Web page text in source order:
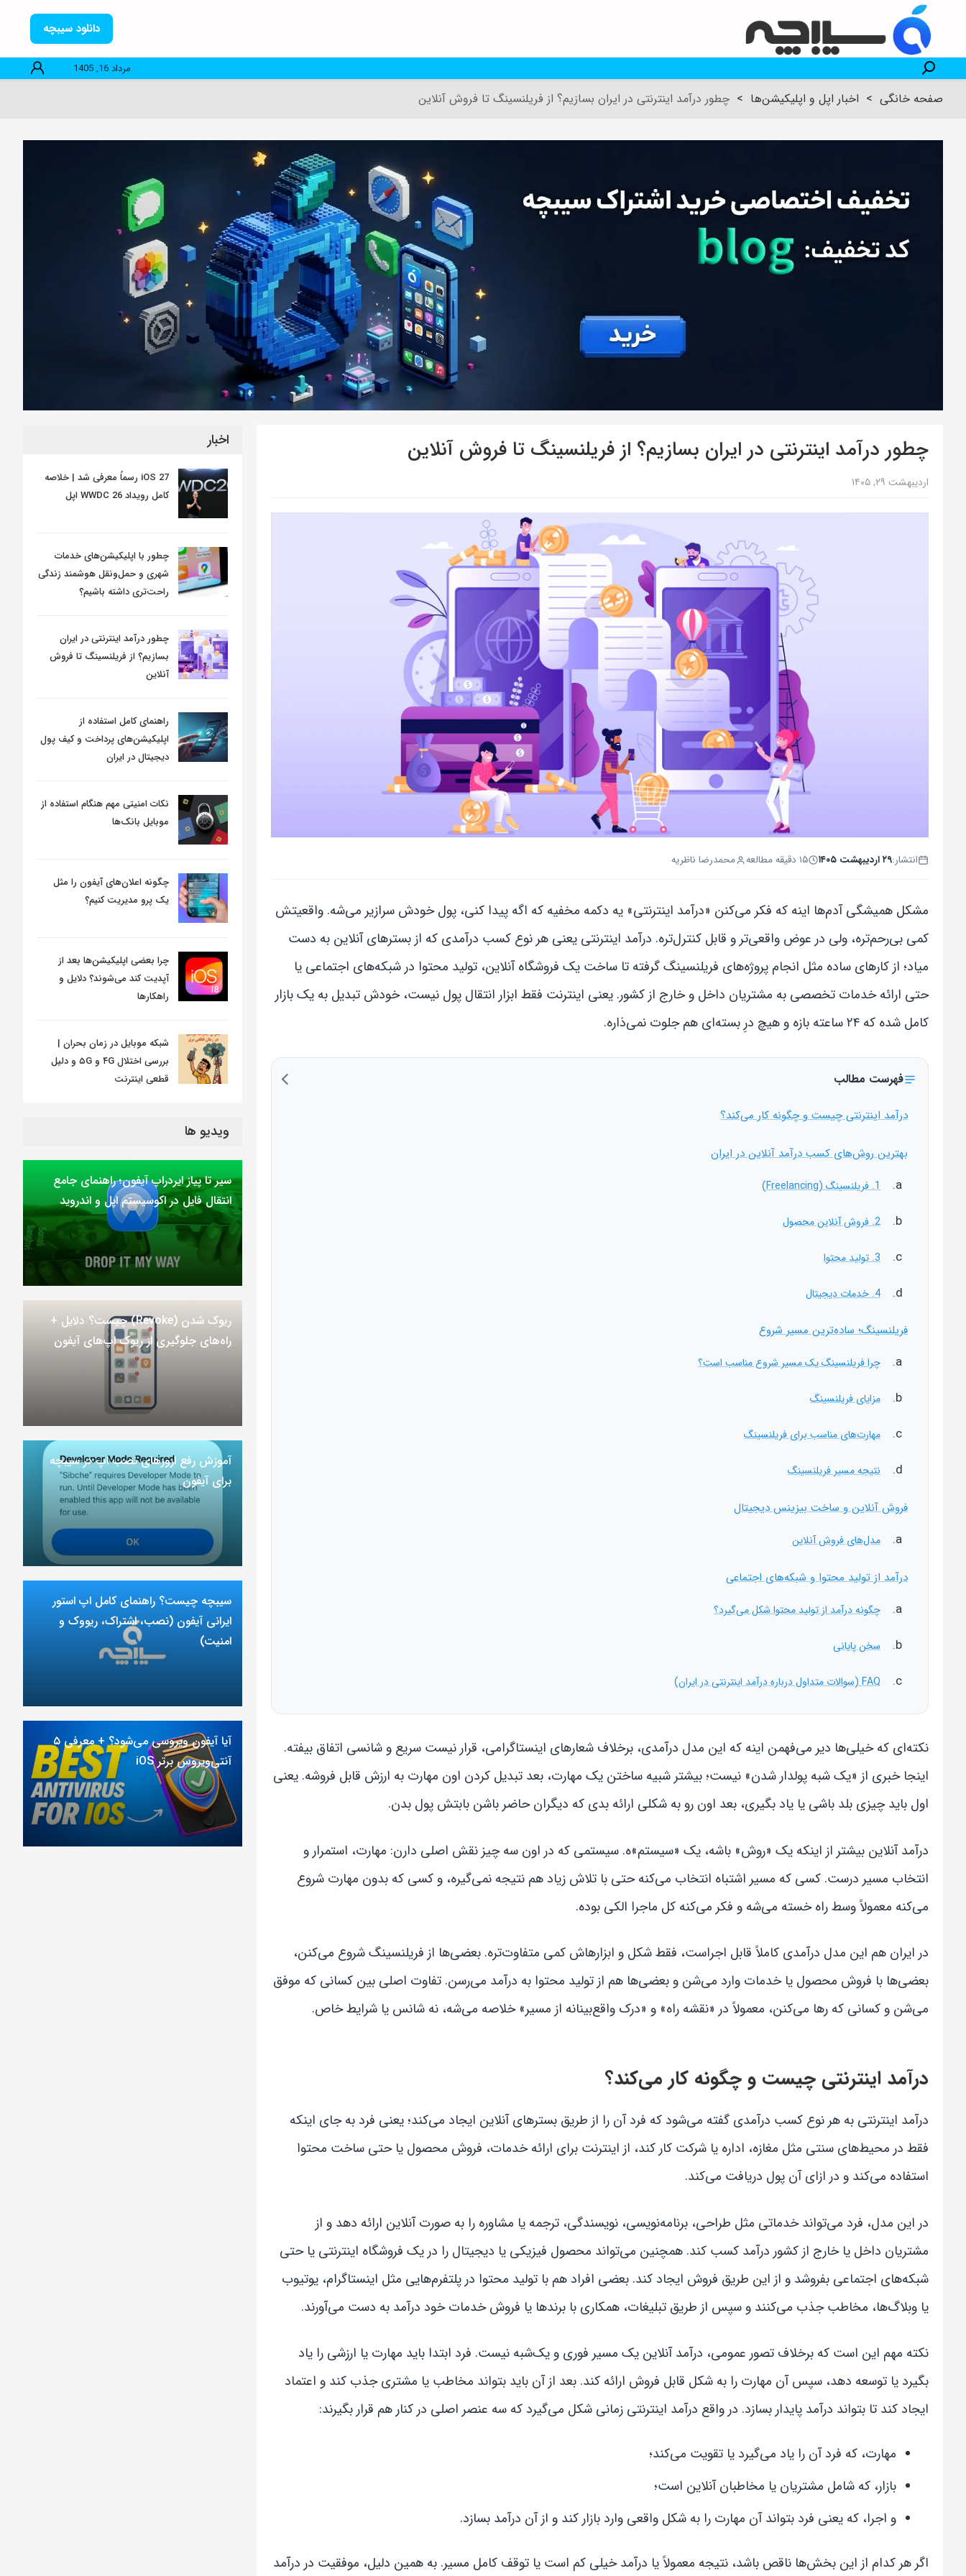
دانلود سیبچه
مرداد 16, 1405
صفحه خانگی > اخبار اپل و اپلیکیشن‌ها > چطور درآمد اینترنتی در ایران بسازیم؟ از فریلنسینگ تا فروش آنلاین
چطور درآمد اینترنتی در ایران بسازیم؟ از فریلنسینگ تا فروش آنلاین
اردیبهشت ۲۹, ۱۴۰۵
انتشار:۲۹ اردیبهشت ۱۴۰۵ ۱۵ دقیقه مطالعه محمدرضا ناظریه
مشکل همیشگی آدم‌ها اینه که فکر می‌کنن «درآمد اینترنتی» یه دکمه مخفیه که اگه پیدا کنی، پول خودش سرازیر می‌شه. واقعیتش
کمی بی‌رحم‌تره، ولی در عوض واقعی‌تر و قابل کنترل‌تره. درآمد اینترنتی یعنی هر نوع کسب درآمدی که از بسترهای آنلاین به دست
میاد؛ از کارهای ساده مثل انجام پروژه‌های فریلنسینگ گرفته تا ساخت یک فروشگاه آنلاین، تولید محتوا در شبکه‌های اجتماعی یا
حتی ارائه خدمات تخصصی به مشتریان داخل و خارج از کشور. یعنی اینترنت فقط ابزار انتقال پول نیست، خودش تبدیل به یک بازار
کامل شده که ۲۴ ساعته بازه و هیچ درِ بسته‌ای هم جلوت نمی‌ذاره.
فهرست مطالب
درآمد اینترنتی چیست و چگونه کار می‌کند؟
بهترین روش‌های کسب درآمد آنلاین در ایران
1. فریلنسینگ (Freelancing)
2. فروش آنلاین محصول
3. تولید محتوا
4. خدمات دیجیتال
فریلنسینگ؛ ساده‌ترین مسیر شروع
چرا فریلنسینگ یک مسیر شروع مناسب است؟
مزایای فریلنسینگ
مهارت‌های مناسب برای فریلنسینگ
نتیجه مسیر فریلنسینگ
فروش آنلاین و ساخت بیزینس دیجیتال
مدل‌های فروش آنلاین
درآمد از تولید محتوا و شبکه‌های اجتماعی
چگونه درآمد از تولید محتوا شکل می‌گیرد؟
سخن پایانی
FAQ (سوالات متداول درباره درآمد اینترنتی در ایران)
نکته‌ای که خیلی‌ها دیر می‌فهمن اینه که این مدل درآمدی، برخلاف شعارهای اینستاگرامی، قرار نیست سریع و شانسی اتفاق بیفته.
اینجا خبری از «یک شبه پولدار شدن» نیست؛ بیشتر شبیه ساختن یک مهارت، بعد تبدیل کردن اون مهارت به ارزش قابل فروشه. یعنی
اول باید چیزی بلد باشی یا یاد بگیری، بعد اون رو به شکلی ارائه بدی که دیگران حاضر باشن بابتش پول بدن.
درآمد آنلاین بیشتر از اینکه یک «روش» باشه، یک «سیستم»ه. سیستمی که در اون سه چیز نقش اصلی دارن: مهارت، استمرار و
انتخاب مسیر درست. کسی که مسیر اشتباه انتخاب می‌کنه حتی با تلاش زیاد هم نتیجه نمی‌گیره، و کسی که بدون مهارت شروع
می‌کنه معمولاً وسط راه خسته می‌شه و فکر می‌کنه کل ماجرا الکی بوده.
در ایران هم این مدل درآمدی کاملاً قابل اجراست، فقط شکل و ابزارهاش کمی متفاوت‌تره. بعضی‌ها از فریلنسینگ شروع می‌کنن،
بعضی‌ها با فروش محصول یا خدمات وارد می‌شن و بعضی‌ها هم از تولید محتوا به درآمد می‌رسن. تفاوت اصلی بین کسانی که موفق
می‌شن و کسانی که رها می‌کنن، معمولاً در «نقشه راه» و «درک واقع‌بینانه از مسیر» خلاصه می‌شه، نه شانس یا شرایط خاص.
درآمد اینترنتی چیست و چگونه کار می‌کند؟
درآمد اینترنتی به هر نوع کسب درآمدی گفته می‌شود که فرد آن را از طریق بسترهای آنلاین ایجاد می‌کند؛ یعنی فرد به جای اینکه
فقط در محیط‌های سنتی مثل مغازه، اداره یا شرکت کار کند، از اینترنت برای ارائه خدمات، فروش محصول یا حتی ساخت محتوا
استفاده می‌کند و در ازای آن پول دریافت می‌کند.
در این مدل، فرد می‌تواند خدماتی مثل طراحی، برنامه‌نویسی، نویسندگی، ترجمه یا مشاوره را به صورت آنلاین ارائه دهد و از
مشتریان داخل یا خارج از کشور درآمد کسب کند. همچنین می‌تواند محصول فیزیکی یا دیجیتال را در یک فروشگاه اینترنتی یا حتی
شبکه‌های اجتماعی بفروشد و از این طریق فروش ایجاد کند. بعضی افراد هم با تولید محتوا در پلتفرم‌هایی مثل اینستاگرام، یوتیوب
یا وبلاگ‌ها، مخاطب جذب می‌کنند و سپس از طریق تبلیغات، همکاری با برندها یا فروش خدمات خود درآمد به دست می‌آورند.
نکته مهم این است که برخلاف تصور عمومی، درآمد آنلاین یک مسیر فوری و یک‌شبه نیست. فرد ابتدا باید مهارت یا ارزشی را یاد
بگیرد یا توسعه دهد، سپس آن مهارت را به شکل قابل فروش ارائه کند. بعد از آن باید بتواند مخاطب یا مشتری جذب کند و اعتماد
ایجاد کند تا بتواند درآمد پایدار بسازد. در واقع درآمد اینترنتی زمانی شکل می‌گیرد که سه عنصر اصلی در کنار هم قرار بگیرند:
مهارت، که فرد آن را یاد می‌گیرد یا تقویت می‌کند؛
بازار، که شامل مشتریان یا مخاطبان آنلاین است؛
و اجرا، که یعنی فرد بتواند آن مهارت را به شکل واقعی وارد بازار کند و از آن درآمد بسازد.
اگر هر کدام از این بخش‌ها ناقص باشد، نتیجه معمولاً یا درآمد خیلی کم است یا توقف کامل مسیر. به همین دلیل، موفقیت در درآمد
اخبار
iOS 27 رسماً معرفی شد | خلاصه
کامل رویداد WWDC 26 اپل
چطور با اپلیکیشن‌های خدمات
شهری و حمل‌ونقل هوشمند زندگی
راحت‌تری داشته باشیم؟
چطور درآمد اینترنتی در ایران
بسازیم؟ از فریلنسینگ تا فروش
آنلاین
راهنمای کامل استفاده از
اپلیکیشن‌های پرداخت و کیف پول
دیجیتال در ایران
نکات امنیتی مهم هنگام استفاده از
موبایل بانک‌ها
چگونه اعلان‌های آیفون را مثل
یک پرو مدیریت کنیم؟
چرا بعضی اپلیکیشن‌ها بعد از
آپدیت کند می‌شوند؟ دلایل و
راهکارها
شبکه موبایل در زمان بحران |
بررسی اختلال ۴G و ۵G و دلیل
قطعی اینترنت
ویدیو ها
سیر تا پیاز ایردراپ آیفون؛ راهنمای جامع
انتقال فایل در اکوسیستم اپل و اندروید
ریوک شدن (Revoke) چیست؟ دلایل +
راه‌های جلوگیری از ریوک اپ‌های آیفون
آموزش رفع ارور‌های نصب اپ در سیبچه
برای آیفون
سیبچه چیست؟ راهنمای کامل اپ استور
ایرانی آیفون (نصب، اشتراک، ریووک و
امنیت)
آیا آیفون ویروسی می‌شود؟ + معرفی ۵
آنتی‌ویروس برتر iOS